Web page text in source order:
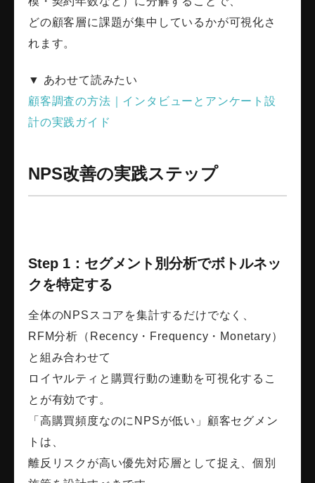
どの顧客層に課題が集中しているかが可視化さ
れます。
▼ あわせて読みたい
顧客調査の方法｜インタビューとアンケート設
計の実践ガイド
NPS改善の実践ステップ
Step 1：セグメント別分析でボトルネッ
クを特定する
全体のNPSスコアを集計するだけでなく、
RFM分析（Recency・Frequency・Monetary）
と組み合わせて
ロイヤルティと購買行動の連動を可視化するこ
とが有効です。
「高購買頻度なのにNPSが低い」顧客セグメン
トは、
離反リスクが高い優先対応層として捉え、個別